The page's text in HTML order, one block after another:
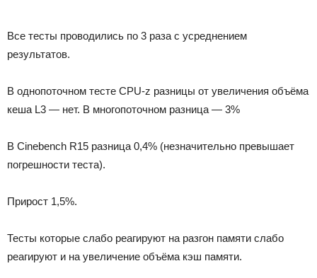
Все тесты проводились по 3 раза с усреднением
результатов.
В однопоточном тесте CPU-z разницы от увеличения объёма
кеша L3 — нет. В многопоточном разница — 3%
В Cinebench R15 разница 0,4% (незначительно превышает
погрешности теста).
Прирост 1,5%.
Тесты которые слабо реагируют на разгон памяти слабо
реагируют и на увеличение объёма кэш памяти.